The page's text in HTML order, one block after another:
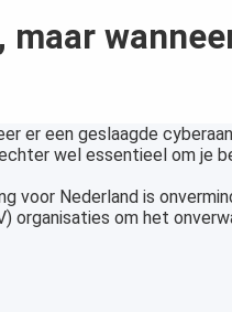
maar
er een geslaagde
wel essentieel om je
voor Nederland is
organisaties om het